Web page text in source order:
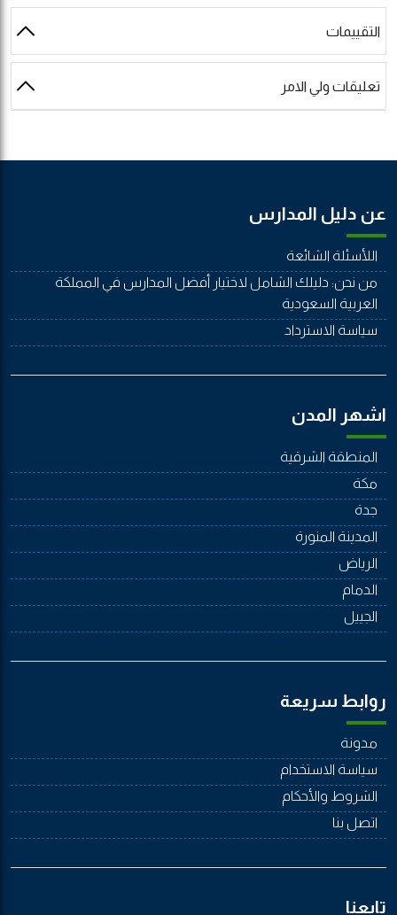
التقييمات
تعليقات ولي الامر
عن دليل المدارس
اللأسئلة الشائعة
من نحن: دليلك الشامل لاختيار أفضل المدارس في المملكة
العربية السعودية
سياسة الاسترداد
اشهر المدن
المنطقة الشرقية
مكة
جدة
المدينة المنورة
الرياض
الدمام
الجييل
روابط سريعة
مدونة
سياسة الاستخدام
الشروط والأحكام
اتصل بنا
تابعنا